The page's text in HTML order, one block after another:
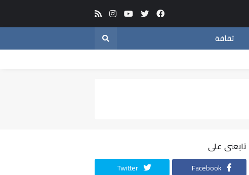
ثقافة
تابعنى على
Facebook
Twitter